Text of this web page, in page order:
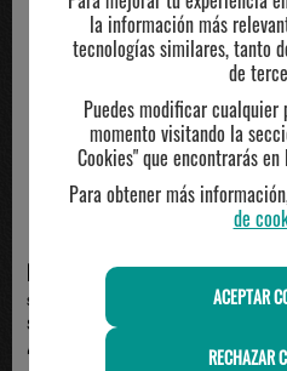
NIKE
sujetador deportivo nike MEDIUM
SUPPORT, rosa
42.99€
la información más
tecnologías similares, tanto
de
Puedes modificar
momento visitando la
Cookies" que encontrarás
Para obtener más
de
ACEPTAR
RECHAZAR